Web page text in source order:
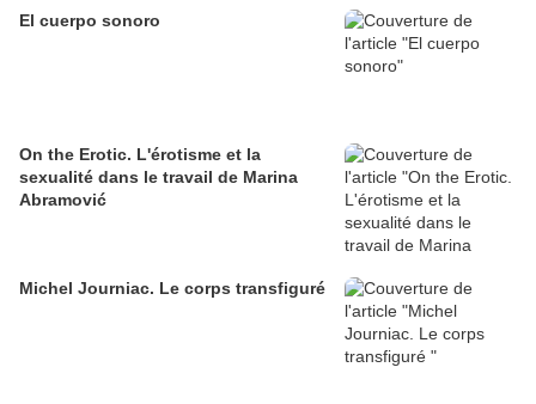
El cuerpo sonoro
On the Erotic. L'érotisme et la
sexualité dans le travail de Marina
Abramović
Michel Journiac. Le corps transfiguré